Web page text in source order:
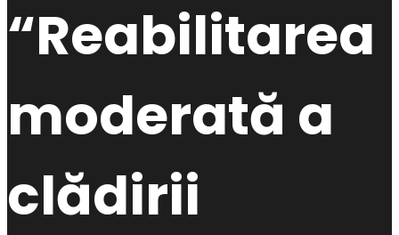
“Reabilitarea
moderată a
clădirii